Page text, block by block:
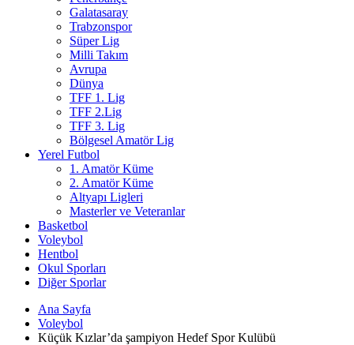
Galatasaray
Trabzonspor
Süper Lig
Milli Takım
Avrupa
Dünya
TFF 1. Lig
TFF 2.Lig
TFF 3. Lig
Bölgesel Amatör Lig
Yerel Futbol
1. Amatör Küme
2. Amatör Küme
Altyapı Ligleri
Masterler ve Veteranlar
Basketbol
Voleybol
Hentbol
Okul Sporları
Diğer Sporlar
Ana Sayfa
Voleybol
Küçük Kızlar’da şampiyon Hedef Spor Kulübü